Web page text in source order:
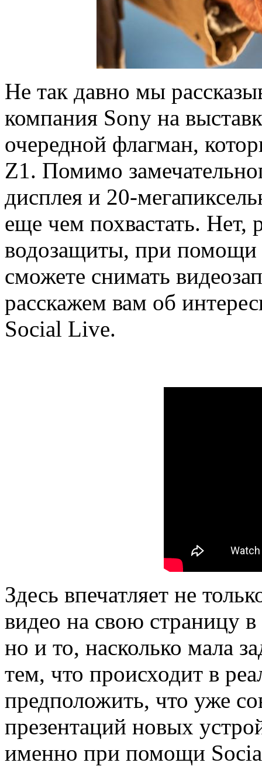
Не так давно мы
компания Sony на
очередной флагман,
Z1. Помимо
дисплея и 20-
еще чем похвастать. Нет,
водозащиты, при помощи
сможете снимать
расскажем вам об
Social Live.
Здесь впечатляет не
видео на свою страницу
но и то, насколько мала
тем, что происходит в
предположить, что уже
презентаций новых
именно при помощи